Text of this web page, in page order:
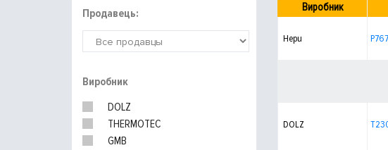
Продавець:
Виробник
DOLZ
THERMOTEC
GMB
Виробник
Hepu
DOLZ